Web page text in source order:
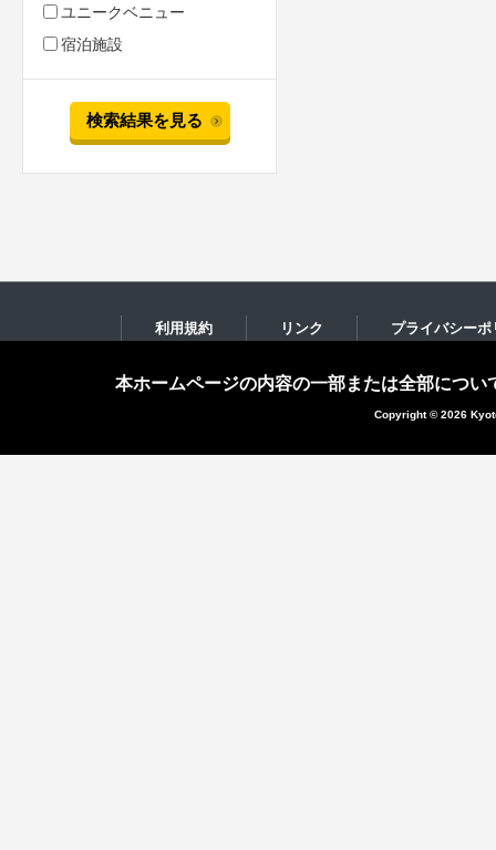
ユニークベニュー
宿泊施設
検索結果を見る
利用規約 リンク プライバシーポ
本ホームページの内容の一部または全部につ
Copyright © 2026